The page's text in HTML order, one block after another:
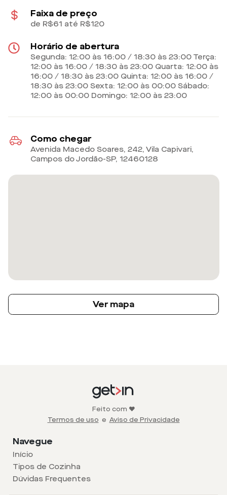
Faixa de preço
de R$61 até R$120
Horário de abertura
Segunda: 12:00 às 16:00 / 18:30 às 23:00 Terça:
12:00 às 16:00 / 18:30 às 23:00 Quarta: 12:00 às
16:00 / 18:30 às 23:00 Quinta: 12:00 às 16:00 /
18:30 às 23:00 Sexta: 12:00 às 00:00 Sábado:
12:00 às 00:00 Domingo: 12:00 às 23:00
Como chegar
Avenida Macedo Soares, 242, Vila Capivari,
Campos do Jordão-SP, 12460128
Ver mapa
Feito com ❤️
Termos de uso e Aviso de Privacidade
Navegue
Início
Tipos de Cozinha
Dúvidas Frequentes